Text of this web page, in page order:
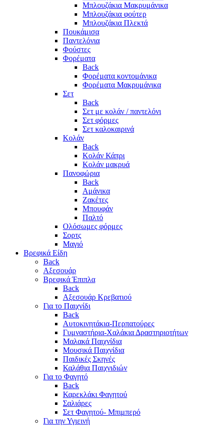
Μπλουζάκια Μακρυμάνικα
Μπλουζάκια φούτερ
Μπλουζάκια Πλεκτά
Πουκάμισα
Παντελόνια
Φούστες
Φορέματα
Back
Φορέματα κοντομάνικα
Φορέματα Μακρυμάνικα
Σετ
Back
Σετ με κολάν / παντελόνι
Σετ φόρμες
Σετ καλοκαιρινά
Κολάν
Back
Κολάν Κάπρι
Κολάν μακρυά
Πανοφώρια
Back
Αμάνικα
Ζακέτες
Μπουφάν
Παλτό
Ολόσωμες φόρμες
Σορτς
Μαγιό
Βρεφικά Είδη
Back
Αξεσουάρ
Βρεφικά Έπιπλα
Back
Αξεσουάρ Κρεβατιού
Για το Παιχνίδι
Back
Αυτοκινητάκια-Περπατούρες
Γυμναστήρια-Χαλάκια Δραστηριοτήτων
Μαλακά Παιχνίδια
Μουσικά Παιχνίδια
Παιδικές Σκηνές
Καλάθια Παιχνιδιών
Για το Φαγητό
Back
Καρεκλάκι Φαγητού
Σαλιάρες
Σετ Φαγητού- Μπιμπερό
Για την Υγιεινή